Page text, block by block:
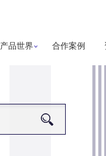
产品世界 合作案例